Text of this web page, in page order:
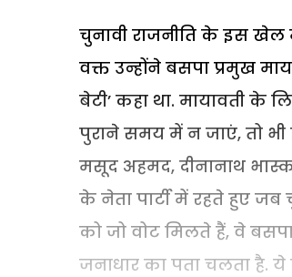
चुनावी राजनीति के इस खेल में
वक्त उन्होंने बसपा प्रमुख
बेटी’ कहा था. मायावती के
पुराने समय में न जाएं, तो
मसूद अहमद, दीनानाथ
के नेता पार्टी में रहते हुए
को जो वोट मिलते हैं, वे
जनाधार का पता चलता है.